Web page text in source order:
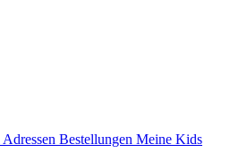
Adressen Bestellungen Meine Kids